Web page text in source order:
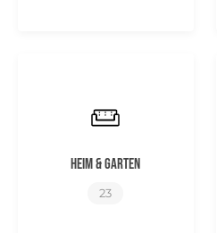
Heim & Garten
23